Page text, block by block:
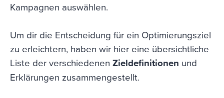
Kampagnen auswählen.
Um dir die Entscheidung für ein Optimierungsziel
zu erleichtern, haben wir hier eine übersichtliche
Liste der verschiedenen Zieldefinitionen und
Erklärungen zusammengestellt.